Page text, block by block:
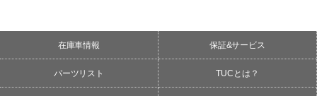
在庫車情報 保証&サービス
パーツリスト TUCとは？